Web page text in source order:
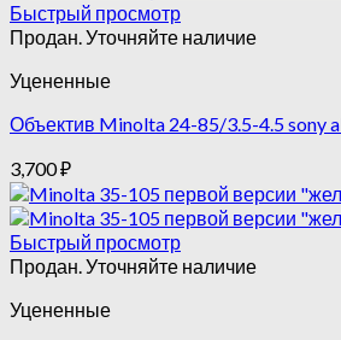
Быстрый просмотр
Продан. Уточняйте наличие
Уцененные
Объектив Minolta 24-85/3.5-4.5 sony
3,700₽
Быстрый просмотр
Продан. Уточняйте наличие
Уцененные